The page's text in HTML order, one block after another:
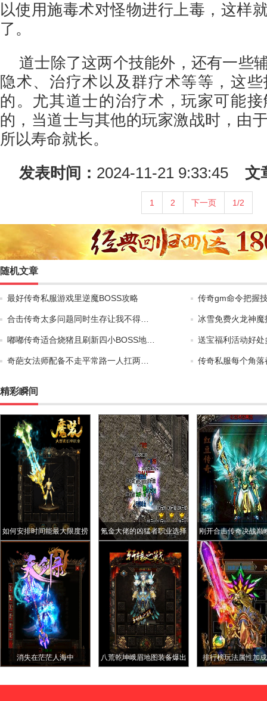
以使用施毒术对怪物进行上毒，这样
了。
道士除了这两个技能外，还有一些
隐术、治疗术以及群疗术等等，这
的。尤其道士的治疗术，玩家可能
的，当道士与其他的玩家激战时，由
所以寿命就长。
发表时间： 2024-11-21 9:33:45 文
1 2 下一页 1/2
随机文章
最好传奇私服游戏里逆魔BOSS攻略 传奇gm命令把握
合击传奇太多问题同时生存让我不得… 冰雪免费火龙神魔
嘟嘟传奇适合烧猪且刷新四小BOSS地… 送宝福利活动好处
奇葩女法师配备不走平常路一人扛两… 传奇私服每个角
精彩瞬间
如何安排时间能最大限度捞
取利益
氪金大佬的凶猛者职业选择
—武士
刚开合击传奇决战巅
第一行会拉开热血
消失在茫茫人海中 八荒乾坤峨眉地图装备爆出 排行榜玩法属性加